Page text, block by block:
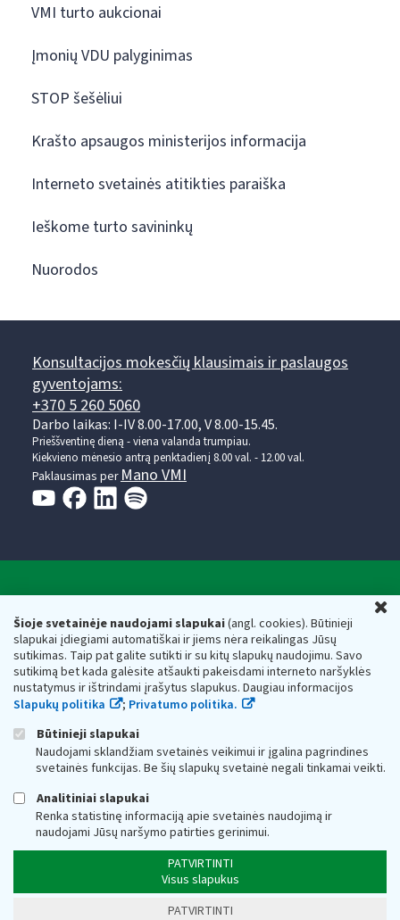
Šioje svetainėje naudojami slapukai(angl. cookies). Būtinieji
slapukai įdiegiami automatiškai ir jiems nėra reikalingas Jūsų
sutikimas. Taip pat galite sutikti ir su kitų slapukų naudojimu. Savo
sutikimą bet kada galėsite atšaukti pakeisdami interneto naršyklės
nustatymus ir ištrindami įrašytus slapukus. Daugiau informacijos
Slapukų politika
; Privatumo politika.
Būtinieji slapukai
Naudojami sklandžiam svetainės veikimui ir įgalina pagrindines
svetainės funkcijas. Be šių slapukų svetainė negali tinkamai veikti.
Analitiniai slapukai
Renka statistinę informaciją apie svetainės naudojimą ir
naudojami Jūsų naršymo patirties gerinimui.
PATVIRTINTI
Visus slapukus
PATVIRTINTI
VMI turto aukcionai
Įmonių VDU palyginimas
STOP šešėliui
Krašto apsaugos ministerijos informacija
Interneto svetainės atitikties paraiška
Ieškome turto savininkų
Nuorodos
Konsultacijos mokesčių klausimais ir paslaugos
gyventojams:
+370 5 260 5060
Darbo laikas: I-IV 8.00-17.00, V 8.00-15.45.
Prieššventinę dieną - viena valanda trumpiau.
Kiekvieno mėnesio antrą penktadienį 8.00 val. - 12.00 val.
Paklausimas per Mano VMI
Respublikos finansų ministerijos
Biudžetinė įstaiga. Juridinio asmens kodas — 188659752,
adresas: Vasario 16-osios g. 14, 01107 Vilnius, Lietuva, el.paštas:
vmi@vmi.lt, E. pristatymo dėžutės adresas 188659752
Duomenys apie Valstybinę mokesčių inspekciją prie Lietuvos
Respublikos finansų ministerijos kaupiami ir saugomi Juridinių